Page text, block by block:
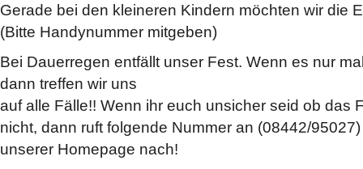
Gerade bei den kleineren Kindern möchten wir die
(Bitte Handynummer mitgeben)
Bei Dauerregen entfällt unser Fest. Wenn es nur
dann treffen wir uns
auf alle Fälle!! Wenn ihr euch unsicher seid ob das
nicht, dann ruft folgende Nummer an (08442/
unserer Homepage nach!